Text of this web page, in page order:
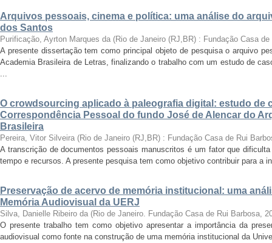
Arquivos pessoais, cinema e política: uma análise do
dos Santos
Purificação, Ayrton Marques da (Rio de Janeiro (RJ,BR) : Fundação Casa
A presente dissertação tem como principal objeto de pesquisa o arquivo
Academia Brasileira de Letras, finalizando o trabalho com um estudo de
O crowdsourcing aplicado à paleografia digital: estudo de
Correspondência Pessoal do fundo José de Alencar do
Brasileira
Pereira, Vitor Silveira (Rio de Janeiro (RJ,BR) : Fundação Casa de Rui
A transcrição de documentos pessoais manuscritos é um fator que
tempo e recursos. A presente pesquisa tem como objetivo contribuir para a
Preservação de acervo de memória institucional: uma
Memória Audiovisual da UERJ
Silva, Danielle Ribeiro da (Rio de Janeiro. Fundação Casa de Rui Barbosa
O presente trabalho tem como objetivo apresentar a importância da
audiovisual como fonte na construção de uma memória institucional da